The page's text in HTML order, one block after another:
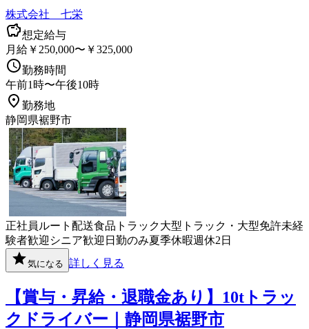
株式会社 七栄
想定給与
月給￥250,000〜￥325,000
勤務時間
午前1時〜午後10時
勤務地
静岡県裾野市
正社員 ルート配送食品 トラック大型トラック・大型免許未経
験者歓迎 シニア歓迎 日勤のみ夏季休暇週休2日
気になる 詳しく見る
【賞与・昇給・退職金あり】10tトラッ
クドライバー｜静岡県裾野市